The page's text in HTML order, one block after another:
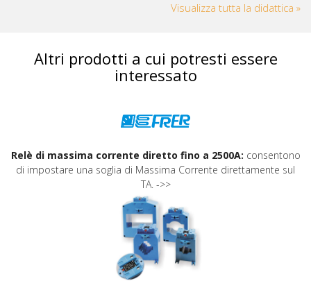
Visualizza tutta la didattica »
Altri prodotti a cui potresti essere
interessato
Relè di massima corrente diretto fino a 2500A: consentono
di impostare una soglia di Massima Corrente direttamente sul
TA. ->>